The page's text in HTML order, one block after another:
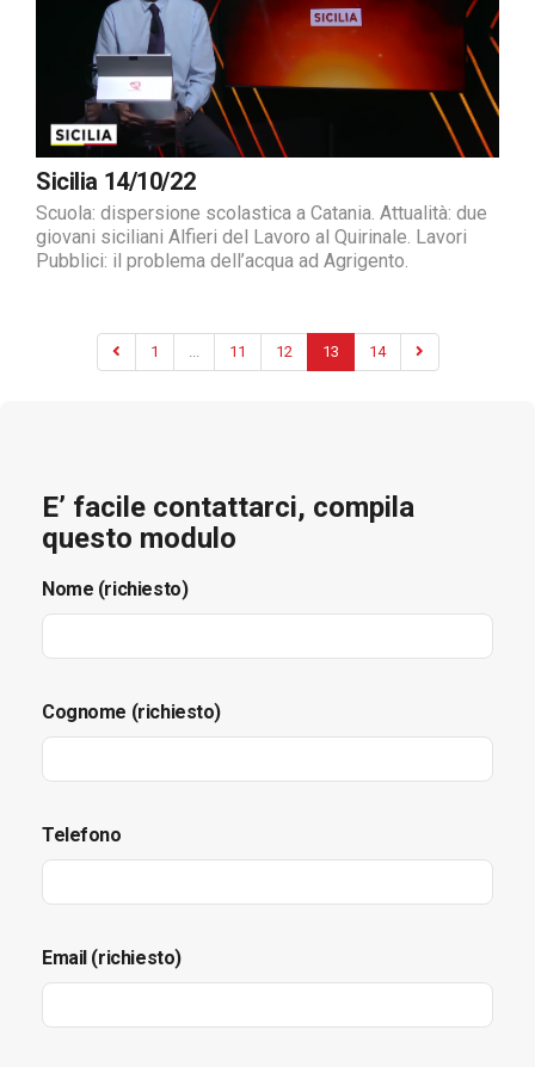
Sicilia 14/10/22
Scuola: dispersione scolastica a Catania. Attualità: due
giovani siciliani Alfieri del Lavoro al Quirinale. Lavori
Pubblici: il problema dell’acqua ad Agrigento.
1 11 12 13 14
E’ facile contattarci, compila
questo modulo
Nome (richiesto)
Cognome (richiesto)
Telefono
Email (richiesto)